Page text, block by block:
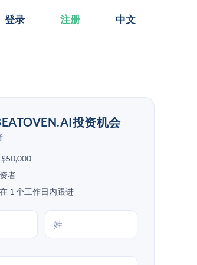
登录 注册 中文
投资机会
者
1 个工作日内跟进